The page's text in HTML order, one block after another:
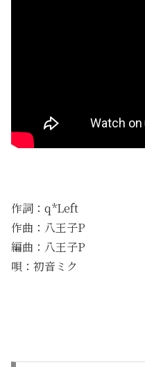
作詞：q*Left
作曲：八王子P
編曲：八王子P
唄：初音ミク